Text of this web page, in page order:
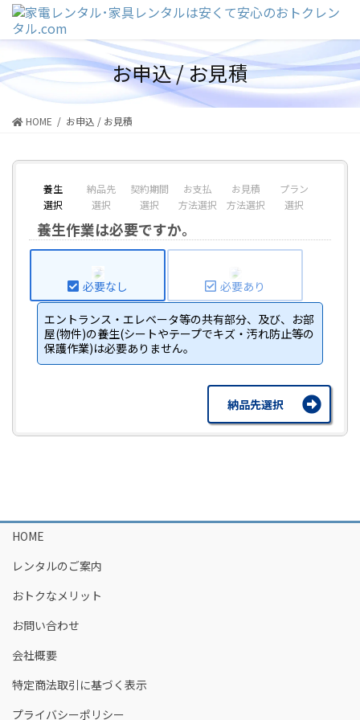
テ
ツ
に
ゲ
シ
ョ
お申込 / お見積
HOME お申込 / お見積
養生
選択
納品先
選択
契約期間
選択
お支払
方法選択
お見積
方法選択
プラン
選択
養生作業は必要ですか。
必要なし 必要あり
エントランス・エレベータ等の共有部分、及び、お部
屋(物件)の養生(シートやテープでキズ・汚れ防止等の
保護作業)は必要ありません。
納品先選択
HOME
レンタルのご案内
おトクなメリット
お問い合わせ
会社概要
特定商法取引に基づく表示
プライバシーポリシー